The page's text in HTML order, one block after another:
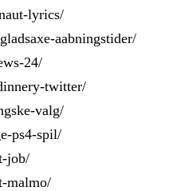
lyrics/
aabningstider/
24/
twitter/
valg/
ps4-spil/
job/
malmo/